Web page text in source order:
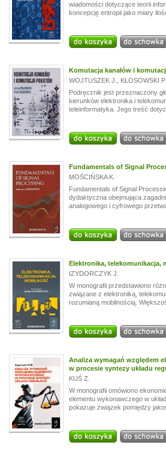
wiadomości dotyczące teorii
koncepcję entropii jako miary
Komutacja kanałów i
WOJTUSZEK J.
KŁOSOWSKI P.
Podręcznik jest przeznaczony
kierunków elektronika i
teleinformatyka. Jego treść
Fundamentals of Signal
MOŚCIŃSKA K.
Fundamentals of Signal
dydaktyczna obejmująca
analogowego i cyfrowego
Elektronika, telekomunikacja,
IZYDORCZYK J.
W monografii przedstawiono
związane z elektroniką,
rozumianą mobilnością.
Analiza wymagań względem
w procesie syntezy układu
KUŚ Z.
W monografii omówiono
elementu wykonawczego w
pokazuje związek pomiędzy